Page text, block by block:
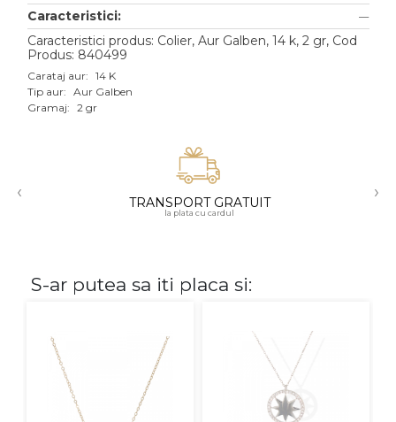
Aur alb
Aur roz
Aur mixt
18K
Diamante
Caracteristici:
Caracteristici produs: Colier, Aur Galben, 14 k, 2 gr, Cod
Produs: 840499
Carataj aur: 14 K
Tip aur: Aur Galben
Gramaj: 2 gr
‹ TRANSPORT GRATUIT
la plata cu cardul
›
S-ar putea sa iti placa si: